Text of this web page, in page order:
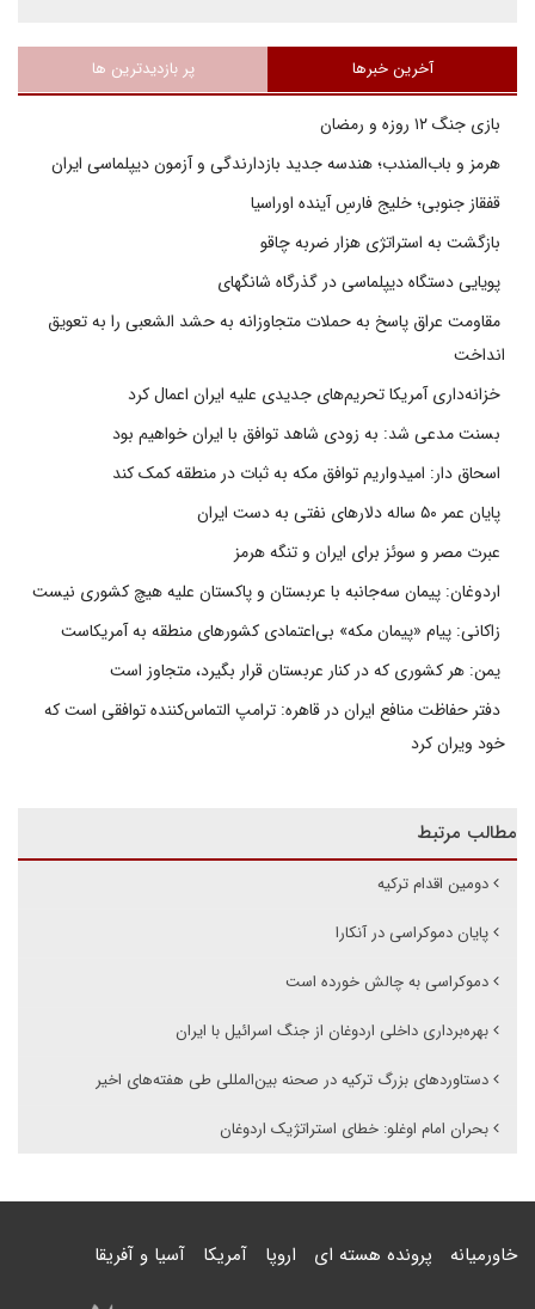
آخرین خبرها پر بازدیدترین ها
بازی جنگ ۱۲ روزه و رمضان
هرمز و باب‌المندب؛ هندسه جدید بازدارندگی و آزمون دیپلماسی ایران
قفقاز جنوبی؛ خلیج فارسِ آینده اوراسیا
بازگشت به استراتژی هزار ضربه چاقو
پویایی دستگاه دیپلماسی در گذرگاه شانگهای
مقاومت عراق پاسخ به حملات متجاوزانه به حشد الشعبی را به تعویق
انداخت
خزانه‌داری آمریکا تحریم‌های جدیدی علیه ایران اعمال کرد
بسنت مدعی شد: به زودی شاهد توافق با ایران خواهیم بود
اسحاق دار: امیدواریم توافق مکه به ثبات در منطقه کمک کند
پایان عمر ۵۰ ساله دلارهای نفتی به دست ایران
عبرت مصر و سوئز برای ایران و تنگه هرمز
اردوغان: پیمان سه‌جانبه با عربستان و پاکستان علیه هیچ کشوری نیست
زاکانی: پیام «پیمان مکه» بی‌اعتمادی کشورهای منطقه به آمریکاست
یمن: هر کشوری که در کنار عربستان قرار بگیرد، متجاوز است
دفتر حفاظت منافع ایران در قاهره: ترامپ التماس‌کننده توافقی است که
خود ویران کرد
مطالب مرتبط
دومین اقدام ترکیه
پایان دموکراسی در آنکارا
دموکراسی به چالش خورده است
بهره‌برداری داخلی اردوغان از جنگ اسرائیل با ایران
دستاوردهای بزرگ ترکیه در صحنه بین‌المللی طی هفته‌های اخیر
بحران امام اوغلو: خطای استراتژیک اردوغان
خاورمیانه پرونده هسته ای اروپا آمریکا آسیا و آفریقا